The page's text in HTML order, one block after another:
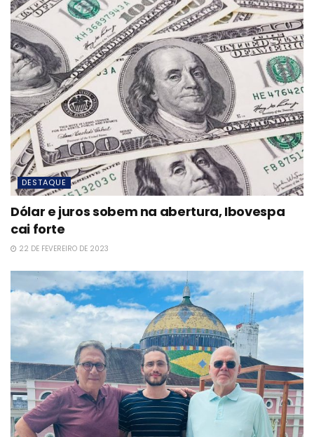
DESTAQUE
Dólar e juros sobem na abertura, Ibovespa
cai forte
22 DE FEVEREIRO DE 2023